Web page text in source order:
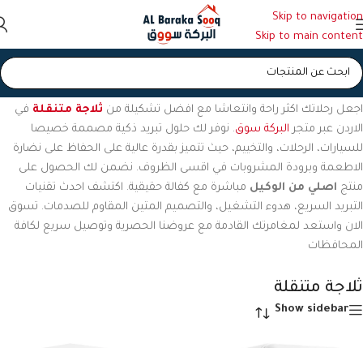
Skip to navigation
Skip to main content
الرئيسية/ثلاجة متنقلة
اجعل رحلاتك اكثر راحة وانتعاشا مع افضل تشكيلة من ثلاجة متنقلة في
الاردن عبر متجر البركة سوق. نوفر لك حلول تبريد ذكية مصممة خصيصا
للسيارات، الرحلات، والتخييم، حيث تتميز بقدرة عالية على الحفاظ على نضارة
الاطعمة وبرودة المشروبات في اقسى الظروف. نضمن لك الحصول على
منتج اصلي من الوكيل مباشرة مع كفالة حقيقية. اكتشف احدث تقنيات
التبريد السريع، هدوء التشغيل، والتصميم المتين المقاوم للصدمات. تسوق
الان واستعد لمغامرتك القادمة مع عروضنا الحصرية وتوصيل سريع لكافة
المحافظات
ثلاجة متنقلة
Show sidebar